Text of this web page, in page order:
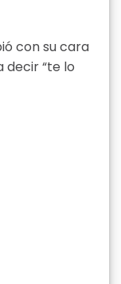
con su cara
decir “te lo